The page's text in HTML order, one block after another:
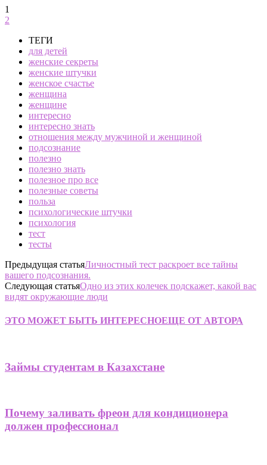
1
2
ТЕГИ
для детей
женские секреты
женские штучки
женское счастье
женщина
женщине
интересно
интересно знать
отношения между мужчиной и женщиной
подсознание
полезно
полезно знать
полезное про все
полезные советы
польза
психологические штучки
психология
тест
тесты
Предыдущая статьяЛичностный тест раскроет все тайны
вашего подсознания.
Следующая статьяОдно из этих колечек подскажет, какой вас
видят окружающие люди
ЭТО МОЖЕТ БЫТЬ ИНТЕРЕСНОЕЩЕ ОТ АВТОРА
Займы студентам в Казахстане
Почему заливать фреон для кондиционера
должен профессионал